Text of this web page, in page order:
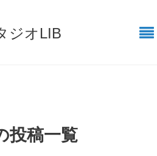
ジオLIB
投稿一覧